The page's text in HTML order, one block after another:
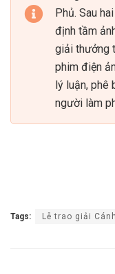
Phủ. Sau
định tầm
giải thưởng
phim điện
lý luận, phê
người làm
Tags: Lễ trao giải